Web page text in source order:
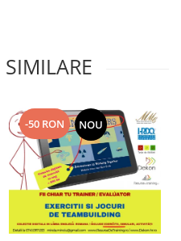
-50 RON NOU